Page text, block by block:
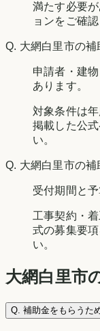
満たす必要
ョンをご確認
Q. 大網白里市の
申請者・建
あります。
対象条件は
掲載した公
い。
Q. 大網白里市の
受付期間と
工事契約・
式の募集要
い。
大網白里市
Q. 補助金をもらうた